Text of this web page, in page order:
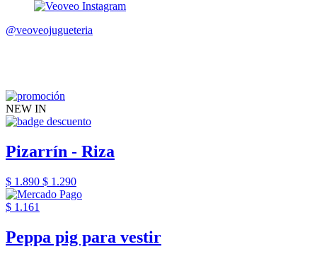
@veoveojugueteria
NEW IN
Pizarrín - Riza
$ 1.890 $ 1.290
$ 1.161
Peppa pig para vestir